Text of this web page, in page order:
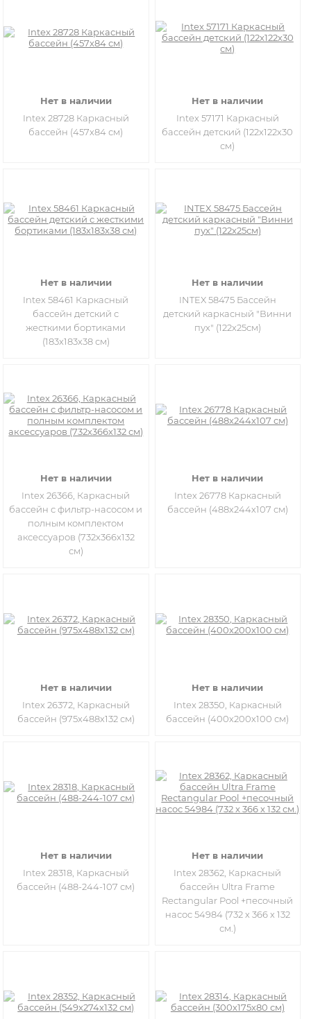
Нет в наличии
Intex 28728 Каркасный
бассейн (457х84 см)
Нет в наличии
Intex 57171 Каркасный
бассейн детский (122х122х30
см)
Нет в наличии
Intex 58461 Каркасный
бассейн детский с
жесткими бортиками
(183х183х38 см)
Нет в наличии
INTEX 58475 Бассейн
детский каркасный "Винни
пух" (122х25см)
Нет в наличии
Intex 26366, Каркасный
бассейн с фильтр-насосом и
полным комплектом
аксессуаров (732х366х132
см)
Нет в наличии
Intex 26778 Каркасный
бассейн (488х244х107 см)
Нет в наличии
Intex 26372, Каркасный
бассейн (975х488х132 см)
Нет в наличии
Intex 28350, Каркасный
бассейн (400х200х100 см)
Нет в наличии
Intex 28318, Каркасный
бассейн (488-244-107 см)
Нет в наличии
Intex 28362, Каркасный
бассейн Ultra Frame
Rectangular Pool +песочный
насос 54984 (732 x 366 x 132
см.)